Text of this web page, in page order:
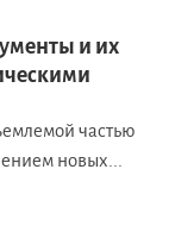
и их
частью
новых...